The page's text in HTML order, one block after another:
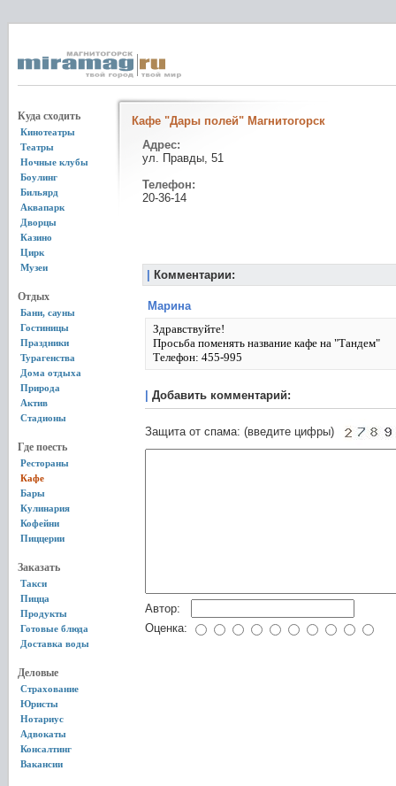
Куда сходить
Кинотеатры
Театры
Ночные клубы
Боулинг
Бильярд
Аквапарк
Дворцы
Казино
Цирк
Музеи
Отдых
Бани, сауны
Гостиницы
Праздники
Турагенства
Дома отдыха
Природа
Актив
Стадионы
Где поесть
Рестораны
Кафе
Бары
Кулинария
Кофейни
Пиццерии
Заказать
Такси
Пицца
Продукты
Готовые блюда
Доставка воды
Деловые
Страхование
Юристы
Нотариус
Адвокаты
Консалтинг
Вакансии
Кафе "Дары полей" Магнитогорск
Адрес:
ул. Правды, 51
Телефон:
20-36-14
Комментарии:
Марина
Здравствуйте!
Просьба поменять название кафе на "Тандем"
Телефон: 455-995
Добавить комментарий:
Защита от спама: (введите цифры)
Автор:
Оценка: